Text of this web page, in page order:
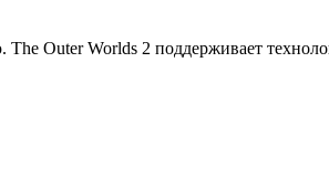
Outer Worlds 2 поддерживает